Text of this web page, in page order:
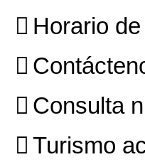
Horario
Consulta
Turismo